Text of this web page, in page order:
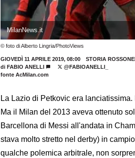
MilanNews.it
© foto di Alberto Lingria/PhotoViews
GIOVEDÌ 11 APRILE 2019, 08:00
STORIA
di FABIO ANELLI
@FABIOANELLI_
fonte AcMilan.com
La Lazio di Petkovic era
Ma il Milan del 2013 aveva ottenuto
Barcellona di Messi all'andata in
stava molto stretto nel derby) in
qualche polemica arbitrale, non